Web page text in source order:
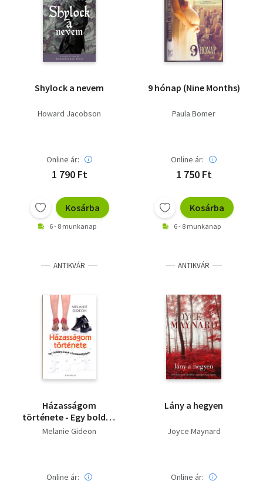
Shylock a nevem
Howard Jacobson
Online ár:
1 790 Ft
Kosárba
6 - 8 munkanap
9 hónap (Nine Months)
Paula Bomer
Online ár:
1 750 Ft
Kosárba
6 - 8 munkanap
ANTIKVÁR
Házasságom
története - Egy boldog
évünk a
Melanie Gideon
Online ár:
ANTIKVÁR
Lány a hegyen
Joyce Maynard
Online ár: